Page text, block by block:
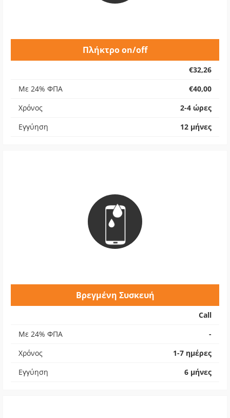
Πλήκτρο on/off
€32,26
Με 24% ΦΠΑ
€40,00
Χρόνος
2-4 ώρες
Εγγύηση
12 μήνες
Βρεγμένη Συσκευή
Call
Με 24% ΦΠΑ
-
Χρόνος
1-7 ημέρες
Εγγύηση
6 μήνες